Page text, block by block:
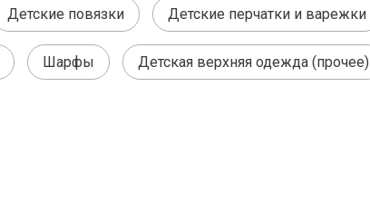
Детские повязки Детские перчатки и варежки
Шарфы Детская верхняя одежда (прочее)